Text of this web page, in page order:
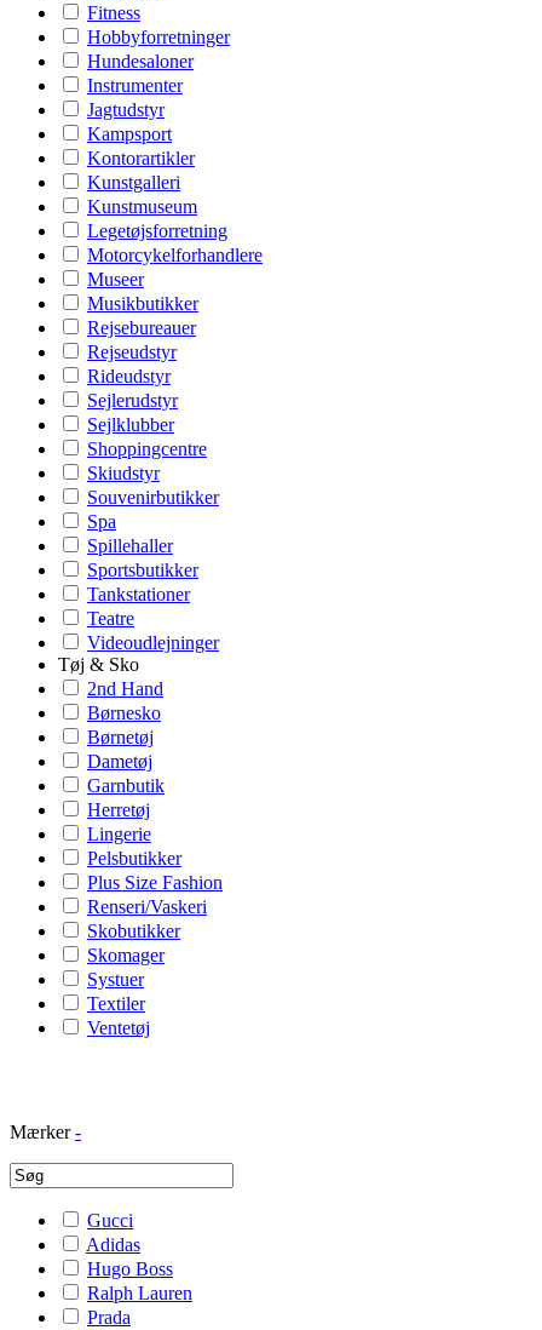
Fitness
Hobbyforretninger
Hundesaloner
Instrumenter
Jagtudstyr
Kampsport
Kontorartikler
Kunstgalleri
Kunstmuseum
Legetøjsforretning
Motorcykelforhandlere
Museer
Musikbutikker
Rejsebureauer
Rejseudstyr
Rideudstyr
Sejlerudstyr
Sejlklubber
Shoppingcentre
Skiudstyr
Souvenirbutikker
Spa
Spillehaller
Sportsbutikker
Tankstationer
Teatre
Videoudlejninger
Tøj & Sko
2nd Hand
Børnesko
Børnetøj
Dametøj
Garnbutik
Herretøj
Lingerie
Pelsbutikker
Plus Size Fashion
Renseri/Vaskeri
Skobutikker
Skomager
Systuer
Textiler
Ventetøj
Mærker -
Gucci
Adidas
Hugo Boss
Ralph Lauren
Prada